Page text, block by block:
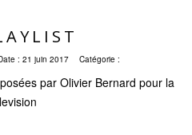
: 21 juin 2017 Catégorie :
par Olivier Bernard pour la